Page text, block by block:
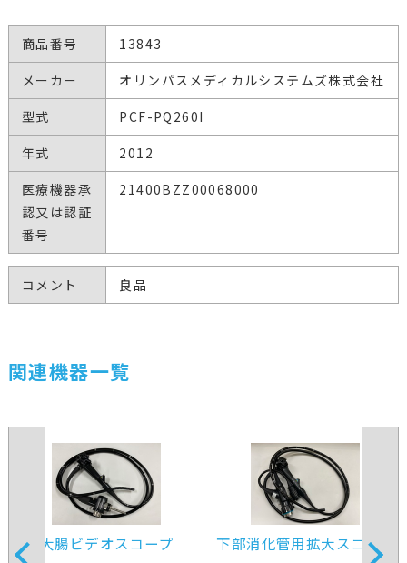
商品番号
13843
メーカー
オリンパスメディカルシステムズ株式会社
型式
PCF-PQ260I
年式
2012
医療機器承
認又は認証
番号
21400BZZ00068000
コメント 良品
関連機器一覧
大腸ビデオスコープ 下部消化管用拡大スコープ